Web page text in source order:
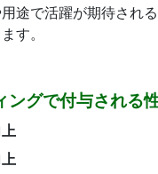
途で活躍が期待され
す。
ングで付与される